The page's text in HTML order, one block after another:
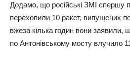
Додамо, що російські ЗМІ
перехопили 10 ракет, випущених
вжеза кілька годин вони заявили,
по Антонівському мосту влучило